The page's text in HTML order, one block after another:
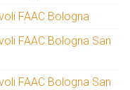
FAAC Bologna
FAAC Bologna San
FAAC Bologna San